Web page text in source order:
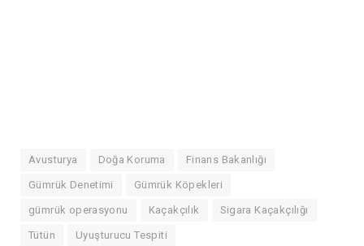
Avusturya Doğa Koruma Finans Bakanlığı
Gümrük Denetimi Gümrük Köpekleri
gümrük operasyonu Kaçakçılık Sigara Kaçakçılığı
Tütün Uyuşturucu Tespiti